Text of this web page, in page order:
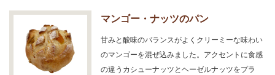
マンゴー・ナッツのパン
甘みと酸味のバランスがよくクリーミーな味わい
のマンゴーを混ぜ込みました。アクセントに食感
の違うカシューナッツとヘーゼルナッツをプラ